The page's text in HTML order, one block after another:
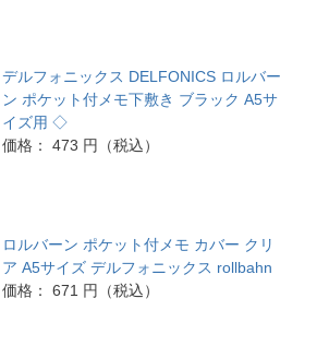
デルフォニックス DELFONICS ロルバー
ン ポケット付メモ下敷き ブラック A5サ
イズ用 ◇
価格： 473 円（税込）
ロルバーン ポケット付メモ カバー クリ
ア A5サイズ デルフォニックス rollbahn
価格： 671 円（税込）